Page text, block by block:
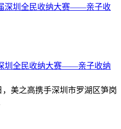
圳全民收纳大赛——亲子收纳
美之高携手深圳市罗湖区笋岗